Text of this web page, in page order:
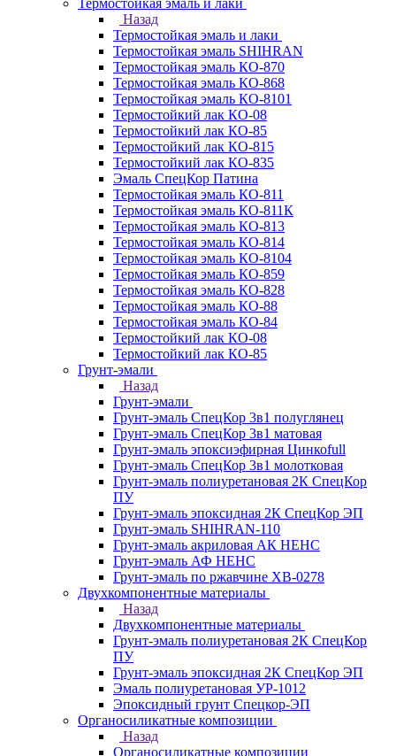
Термостойкая эмаль и лаки
Назад
Термостойкая эмаль и лаки
Термостойкая эмаль SHIHRAN
Термостойкая эмаль КО-870
Термостойкая эмаль КО-868
Термостойкая эмаль КО-8101
Термостойкий лак КО-08
Термостойкий лак КО-85
Термостойкий лак КО-815
Термостойкий лак КО-835
Эмаль СпецКор Патина
Термостойкая эмаль КО-811
Термостойкая эмаль КО-811К
Термостойкая эмаль КО-813
Термостойкая эмаль КО-814
Термостойкая эмаль КО-8104
Термостойкая эмаль КО-859
Термостойкая эмаль КО-828
Термостойкая эмаль КО-88
Термостойкая эмаль КО-84
Термостойкий лак КО-08
Термостойкий лак КО-85
Грунт-эмали
Назад
Грунт-эмали
Грунт-эмаль СпецКор 3в1 полуглянец
Грунт-эмаль СпецКор 3в1 матовая
Грунт-эмаль эпоксиэфирная Цинкоfull
Грунт-эмаль СпецКор 3в1 молотковая
Грунт-эмаль полиуретановая 2К СпецКор
ПУ
Грунт-эмаль эпоксидная 2К СпецКор ЭП
Грунт-эмаль SHIHRAN-110
Грунт-эмаль акриловая АК НЕНС
Грунт-эмаль АФ НЕНС
Грунт-эмаль по ржавчине ХВ-0278
Двухкомпонентные материалы
Назад
Двухкомпонентные материалы
Грунт-эмаль полиуретановая 2К СпецКор
ПУ
Грунт-эмаль эпоксидная 2К СпецКор ЭП
Эмаль полиуретановая УР-1012
Эпоксидный грунт Спецкор-ЭП
Органосиликатные композиции
Назад
Органосиликатные композиции